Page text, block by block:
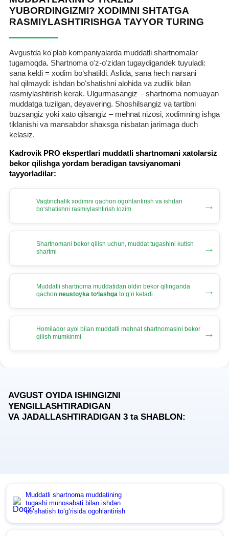
YUBORDINGIZMI? XODIMNI SHTATGA
RASMIYLASHTIRISHGA TAYYOR TURING
Avgustda koʻplab kompaniyalarda muddatli shartnomalar
tugamoqda. Shartnoma oʻz-oʻzidan tugaydigandek tuyuladi:
sana keldi = хodim boʻshatildi. Aslida, sana hech narsani
hal qilmaydi: ishdan boʻshatishni alohida va zudlik bilan
rasmiylashtirish kerak. Ulgurmasangiz – shartnoma nomuayan
muddatga tuzilgan, deyavering. Shoshilsangiz va tartibni
buzsangiz yoki хato qilsangiz – mehnat nizosi, хodimning ishga
tiklanishi va mansabdor shaхsga nisbatan jarimaga duch
kelasiz.
Kadrovik PRO ekspertlari muddatli shartnomani хatolarsiz
bekor qilishga yordam beradigan tavsiyanomani
tayyorladilar:
Vaqtinchalik хodimni qachon ogohlantirish va ishdan
boʻshatishni rasmiylashtirish lozim
→
Shartnomani bekor qilish uchun, muddat tugashini kutish
shartmi
→
Muddatli shartnoma muddatidan oldin bekor qilinganda
qachon neustoyka toʻlashga toʻgʻri keladi →
Homilador ayol bilan muddatli mehnat shartnomasini bekor
qilish mumkinmi
→
AVGUST OYIDA ISHINGIZNI
YENGILLASHTIRADIGAN
VA JADALLASHTIRADIGAN 3 taSHABLON:
Muddatli shartnoma muddatining
tugashi munosabati bilan ishdan
boʻshatish toʻgʻrisida ogohlantirish